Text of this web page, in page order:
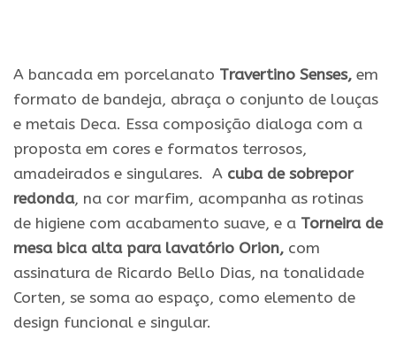
A bancada em porcelanato Travertino Senses, em
formato de bandeja, abraça o conjunto de louças
e metais Deca. Essa composição dialoga com a
proposta em cores e formatos terrosos,
amadeirados e singulares. A cuba de sobrepor
redonda, na cor marfim, acompanha as rotinas
de higiene com acabamento suave, e a Torneira de
mesa bica alta para lavatório Orion, com
assinatura de Ricardo Bello Dias, na tonalidade
Corten, se soma ao espaço, como elemento de
design funcional e singular.